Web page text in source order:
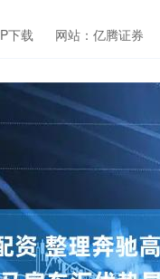
下载 网站：亿腾证券